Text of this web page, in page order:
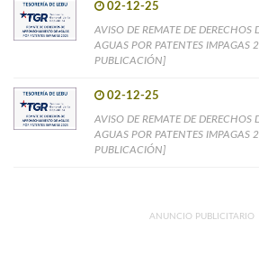
02-12-25
AVISO DE REMATE DE
AGUAS POR PATENTES IMPAGAS
PUBLICACIÓN]
02-12-25
AVISO DE REMATE DE
AGUAS POR PATENTES IMPAGAS
PUBLICACIÓN]
ANUNCIO PUBLICITARIO